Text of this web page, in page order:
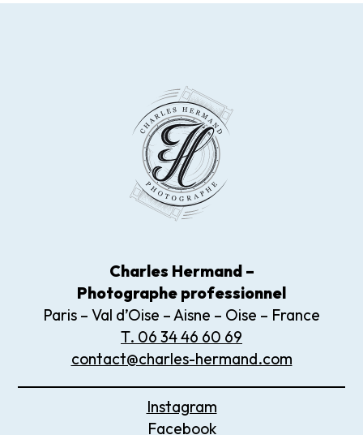
Charles Hermand –
Photographe professionnel
Paris – Val d’Oise – Aisne – Oise – France
T. 06 34 46 60 69
contact@charles-hermand.com
Instagram
Facebook